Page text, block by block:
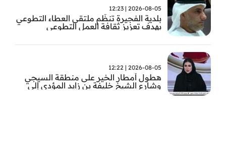
2026-08-05 | 12:23
بلدية الفجيرة تنظّم ملتقى العطاء التطوعي
بهدف تعزيز ثقافة العمل التطوعي
2026-08-05 | 12:22
هطول أمطار الخير على منطقة السيجي
وشارع الشيخ خليفة بن زايد المؤدي إلى